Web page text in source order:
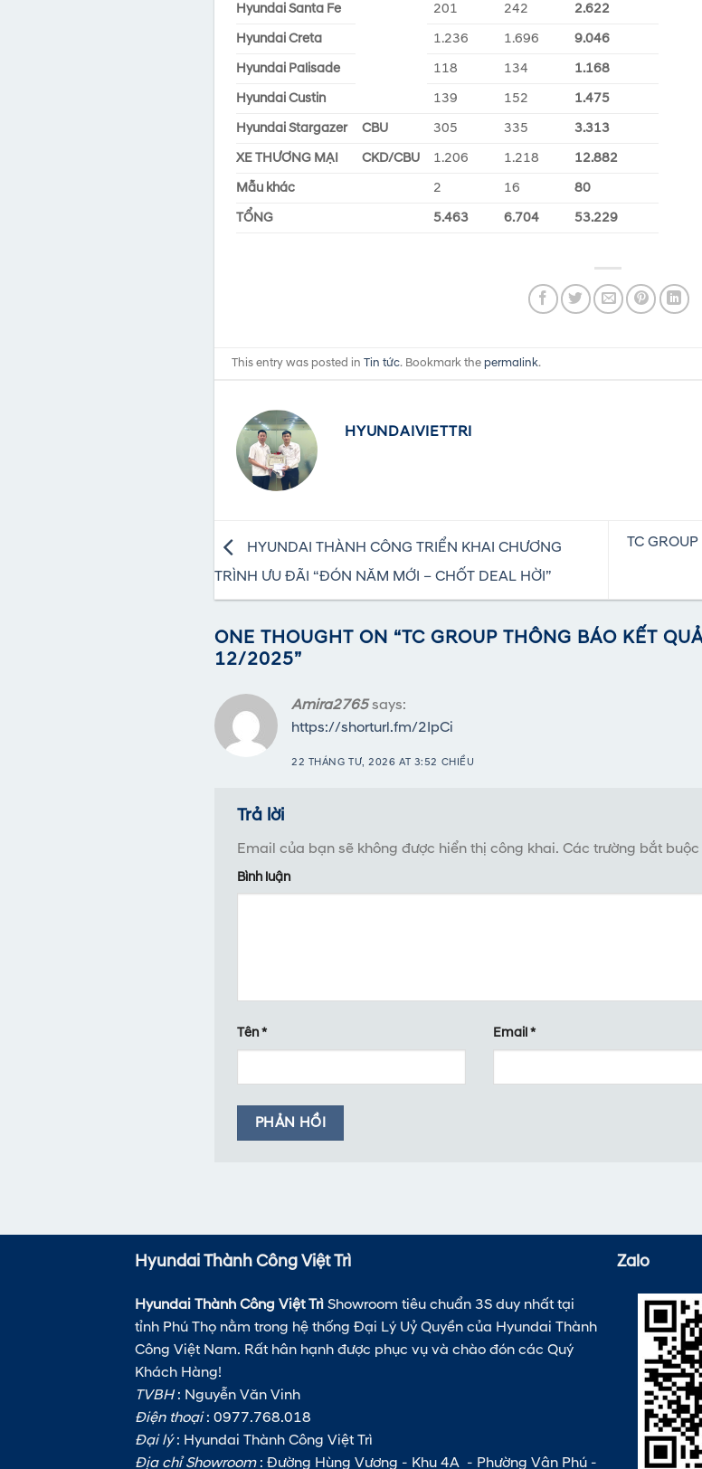
Hyundai Santa Fe
201 242
2.622
Hyundai Creta
1.236 1.696
9.046
Hyundai Palisade
118 134
1.168
Hyundai Custin
139 152
1.475
Hyundai Stargazer
CBU 305 335
3.313
XE THƯƠNG MẠI
CKD/CBU 1.206 1.218
12.882
Mẫu khác
2 16
80
TỔNG
5.463 6.704 53.229
This entry was posted inTin tức. Bookmark thepermalink.
HYUNDAIVIETTRI
HYUNDAI THÀNH CÔNG TRIỂN KHAI CHƯƠNG
TRÌNH ƯU ĐÃI “ĐÓN NĂM MỚI – CHỐT DEAL HỜI”
TC
ONE THOUGHT ON “TC GROUP THÔNG BÁO KẾT
12/2025”
Amira2765 says:
https://shorturl.fm/2IpCi
22 THÁNG TƯ, 2026 AT 3:52 CHIỀU
Trả lời
Email của bạn sẽ không được hiển thị công khai. Các trường bắt
Bình luận
Tên* Email*
Hyundai Thành Công Việt Trì
Hyundai Thành Công Việt TrìShowroom tiêu chuẩn 3S duy nhất tại
tỉnh Phú Thọ nằm trong hệ thống Đại Lý Uỷ Quyền của Hyundai Thành
Công Việt Nam. Rất hân hạnh được phục vụ và chào đón các Quý
Khách Hàng!
TVBH: Nguyễn Văn Vinh
Điện thoại: 0977.768.018
Đại lý: Hyundai Thành Công Việt Trì
Địa chỉ Showroom: Đường Hùng Vương - Khu 4A - Phường Vân Phú -
Zalo